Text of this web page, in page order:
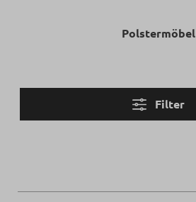
Polstermöbel
Filter